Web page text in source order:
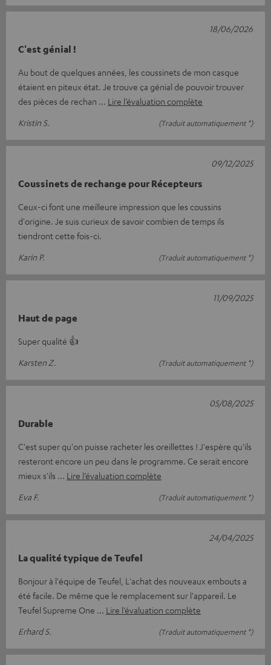
C'est génial !
Au bout de quelques années, les coussinets de mon casque
étaient en piteux état. Je trouve ça génial de pouvoir trouver
des pièces de rechan
Lire l’évaluation complète
Kristin S.
(Traduit automatiquement *)
18/06/2026
Coussinets de rechange pour Récepteurs
Ceux-ci font une meilleure impression que les coussins
d'origine. Je suis curieux de savoir combien de temps ils
tiendront cette fois-ci.
Karin P.
(Traduit automatiquement *)
09/12/2025
Haut de page
Super qualité 👍
Karsten Z.
(Traduit automatiquement *)
11/09/2025
Durable
C'est super qu'on puisse racheter les oreillettes ! J'espère qu'ils
resteront encore un peu dans le programme. Ce serait encore
mieux s'ils
Lire l’évaluation complète
Eva F.
(Traduit automatiquement *)
05/08/2025
La qualité typique de Teufel
Bonjour à l'équipe de Teufel, L'achat des nouveaux embouts a
été facile. De même que le remplacement sur l'appareil. Le
Teufel Supreme One
Lire l’évaluation complète
Erhard S.
(Traduit automatiquement *)
24/04/2025